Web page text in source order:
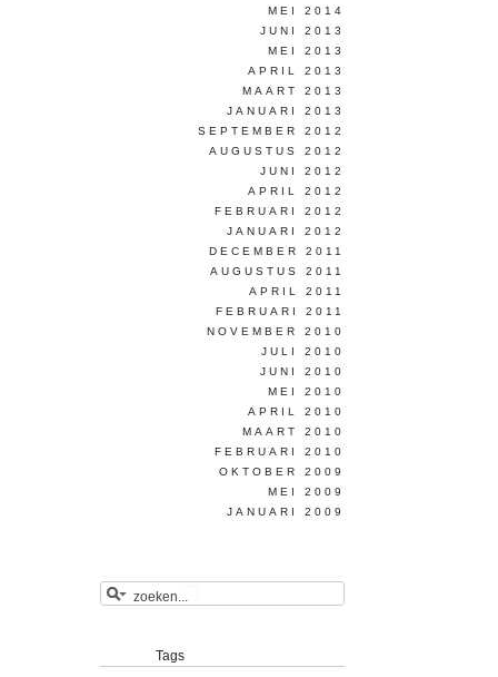
MEI 2014
JUNI 2013
MEI 2013
APRIL 2013
MAART 2013
JANUARI 2013
SEPTEMBER 2012
AUGUSTUS 2012
JUNI 2012
APRIL 2012
FEBRUARI 2012
JANUARI 2012
DECEMBER 2011
AUGUSTUS 2011
APRIL 2011
FEBRUARI 2011
NOVEMBER 2010
JULI 2010
JUNI 2010
MEI 2010
APRIL 2010
MAART 2010
FEBRUARI 2010
OKTOBER 2009
MEI 2009
JANUARI 2009
Tags